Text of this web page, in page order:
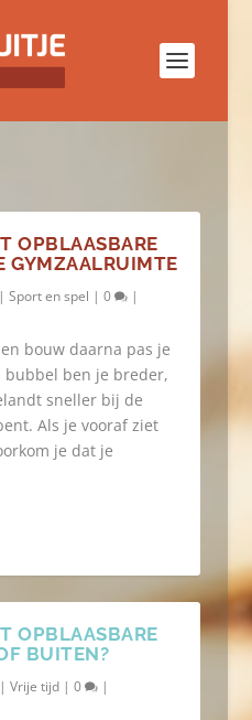
OPBLAASBARE
GYMZAALRUIMTE
Sport en spel | 0 |
bouw daarna pas je
bubbel ben je breder,
sneller bij de
Als je vooraf ziet
je dat je
OPBLAASBARE
BUITEN?
Vrije tijd| 0 |